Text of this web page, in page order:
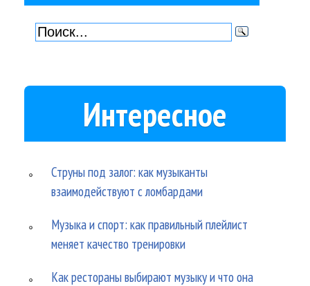
Интересное
Струны под залог: как музыканты
взаимодействуют с ломбардами
Музыка и спорт: как правильный плейлист
меняет качество тренировки
Как рестораны выбирают музыку и что она